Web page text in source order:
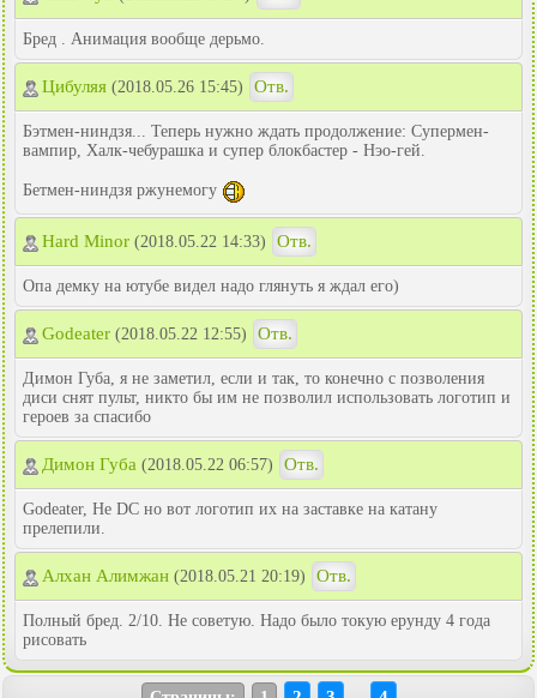
Бред . Анимация вообще дерьмо.
Цибуляя (2018.05.26 15:45) Отв.
Бэтмен-ниндзя... Теперь нужно ждать продолжение: Супермен-
вампир, Халк-чебурашка и супер блокбастер - Нэо-гей.
Бетмен-ниндзя ржунемогу
Hard Minor (2018.05.22 14:33) Отв.
Опа демку на ютубе видел надо глянуть я ждал его)
Godeater (2018.05.22 12:55) Отв.
Димон Губа, я не заметил, если и так, то конечно с позволения
диси снят пульт, никто бы им не позволил использовать логотип и
героев за спасибо
Димон Губа (2018.05.22 06:57) Отв.
Godeater, Не DC но вот логотип их на заставке на катану
прелепили.
Алхан Алимжан (2018.05.21 20:19) Отв.
Полный бред. 2/10. Не советую. Надо было токую ерунду 4 года
рисовать